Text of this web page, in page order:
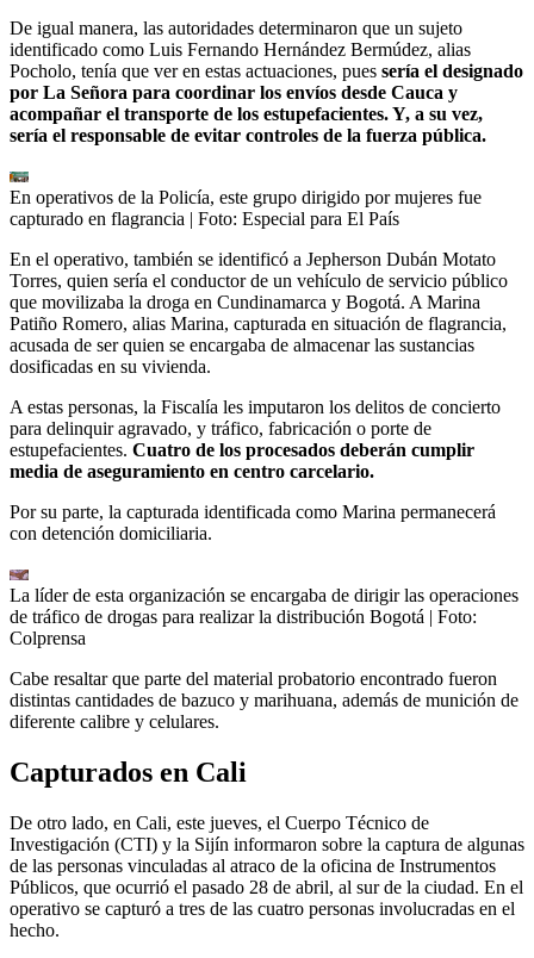
De igual manera, las autoridades determinaron que un sujeto
identificado como Luis Fernando Hernández Bermúdez, alias
Pocholo, tenía que ver en estas actuaciones, pues sería el designado
por La Señora para coordinar los envíos desde Cauca y
acompañar el transporte de los estupefacientes. Y, a su vez,
sería el responsable de evitar controles de la fuerza pública.
En operativos de la Policía, este grupo dirigido por mujeres fue
capturado en flagrancia | Foto: Especial para El País
En el operativo, también se identificó a Jepherson Dubán Motato
Torres, quien sería el conductor de un vehículo de servicio público
que movilizaba la droga en Cundinamarca y Bogotá. A Marina
Patiño Romero, alias Marina, capturada en situación de flagrancia,
acusada de ser quien se encargaba de almacenar las sustancias
dosificadas en su vivienda.
A estas personas, la Fiscalía les imputaron los delitos de concierto
para delinquir agravado, y tráfico, fabricación o porte de
estupefacientes. Cuatro de los procesados deberán cumplir
media de aseguramiento en centro carcelario.
Por su parte, la capturada identificada como Marina permanecerá
con detención domiciliaria.
La líder de esta organización se encargaba de dirigir las operaciones
de tráfico de drogas para realizar la distribución Bogotá | Foto:
Colprensa
Cabe resaltar que parte del material probatorio encontrado fueron
distintas cantidades de bazuco y marihuana, además de munición de
diferente calibre y celulares.
Capturados en Cali
De otro lado, en Cali, este jueves, el Cuerpo Técnico de
Investigación (CTI) y la Sijín informaron sobre la captura de algunas
de las personas vinculadas al atraco de la oficina de Instrumentos
Públicos, que ocurrió el pasado 28 de abril, al sur de la ciudad. En el
operativo se capturó a tres de las cuatro personas involucradas en el
hecho.